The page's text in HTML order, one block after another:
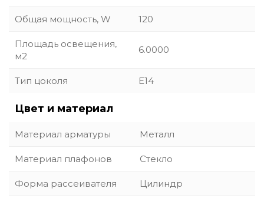
Общая мощность, W 120
Площадь освещения,
м2
6.0000
Тип цоколя E14
Цвет и материал
Материал арматуры Металл
Материал плафонов Стекло
Форма рассеивателя Цилиндр